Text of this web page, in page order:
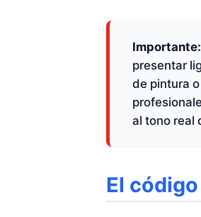
Importante:
presentar
de pintura
al tono real
El